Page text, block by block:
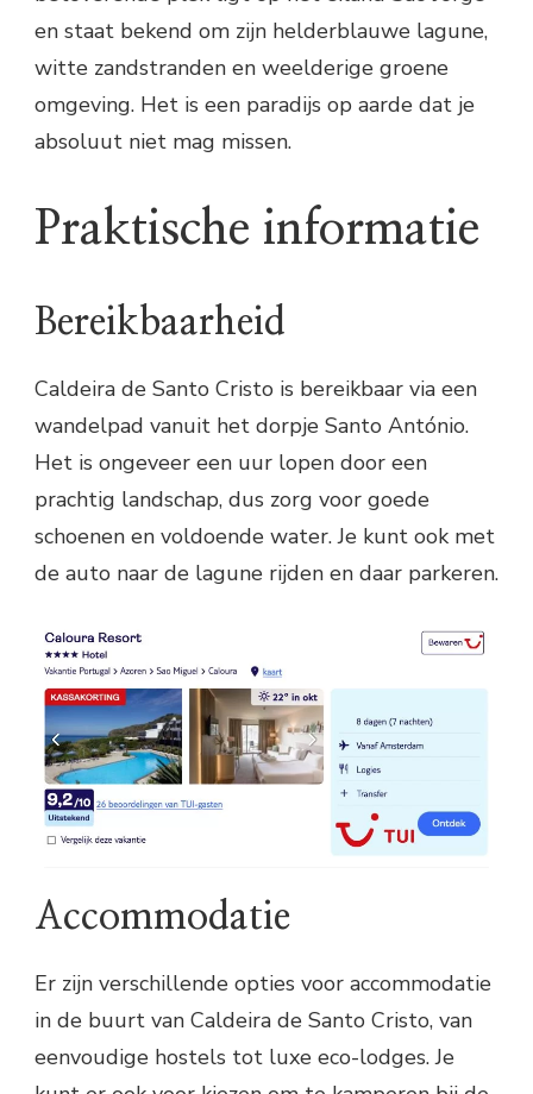
en staat bekend om zijn helderblauwe lagune,
witte zandstranden en weelderige groene
omgeving. Het is een paradijs op aarde dat je
absoluut niet mag missen.
Praktische informatie
Bereikbaarheid
Caldeira de Santo Cristo is bereikbaar via een
wandelpad vanuit het dorpje Santo António.
Het is ongeveer een uur lopen door een
prachtig landschap, dus zorg voor goede
schoenen en voldoende water. Je kunt ook met
de auto naar de lagune rijden en daar parkeren.
Accommodatie
Er zijn verschillende opties voor accommodatie
in de buurt van Caldeira de Santo Cristo, van
eenvoudige hostels tot luxe eco-lodges. Je